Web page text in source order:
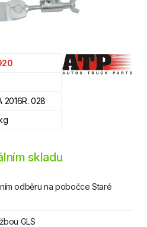
2016R. 028
skladu
odběru na pobočce Staré
GLS